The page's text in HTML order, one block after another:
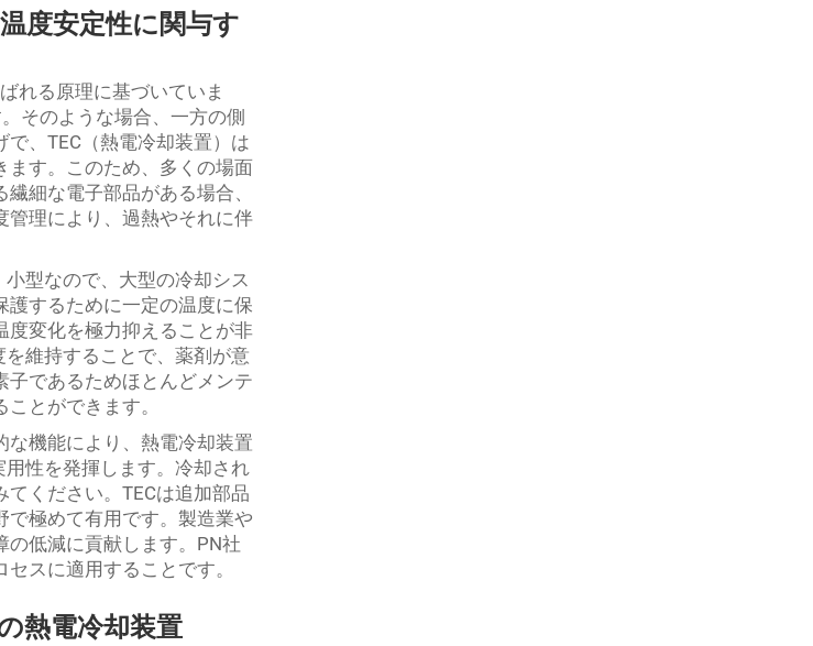
度安定性に関与す
れる原理に基づいていま
そのような場合、一方の側
、TEC（熱電冷却装置）は
ます。このため、多くの場面
細な電子部品がある場合、
管理により、過熱やそれに伴
型なので、大型の冷却シス
護するために一定の温度に保
度変化を極力抑えることが非
維持することで、薬剤が意
子であるためほとんどメンテ
とができます。
な機能により、熱電冷却装置
用性を発揮します。冷却され
ください。TECは追加部品
で極めて有用です。製造業や
低減に貢献します。PN社
スに適用することです。
熱電冷却装置